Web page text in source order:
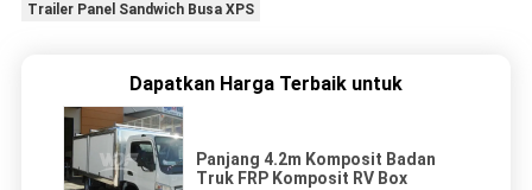
Trailer Panel Sandwich Busa XPS
Dapatkan Harga Terbaik untuk
Panjang 4.2m Komposit Badan
Truk FRP Komposit RV Box